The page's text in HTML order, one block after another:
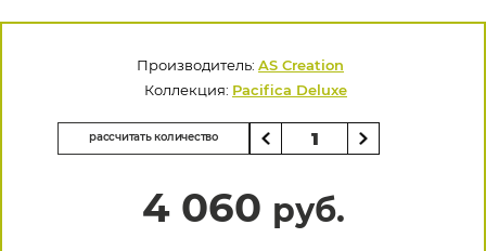
Производитель: AS Creation
Коллекция: Pacifica Deluxe
рассчитать количество
4 060 руб.